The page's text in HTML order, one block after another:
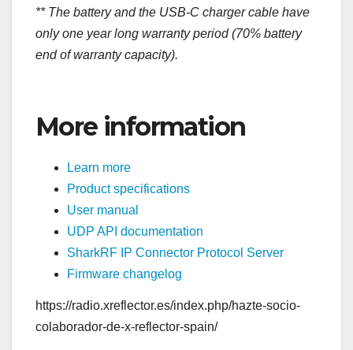
** The battery and the USB-C charger cable have
only one year long warranty period (70% battery
end of warranty capacity).
More information
Learn more
Product specifications
User manual
UDP API documentation
SharkRF IP Connector Protocol Server
Firmware changelog
https://radio.xreflector.es/index.php/hazte-socio-
colaborador-de-x-reflector-spain/